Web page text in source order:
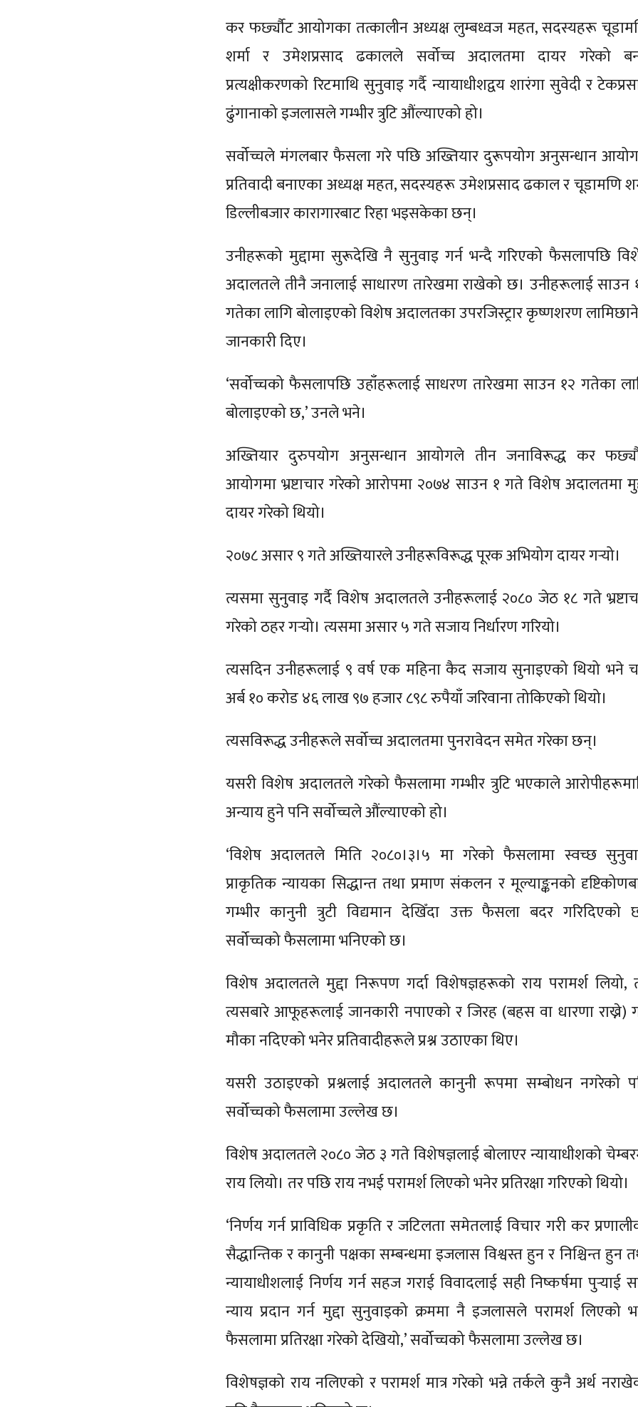
कर फर्छ्यौट आयोगका तत्कालीन अध्यक्ष लुम्बध्वज महत, सदस्यहरू
शर्मा र उमेशप्रसाद ढकालले सर्वोच्च अदालतमा दायर गरेको
प्रत्यक्षीकरणको रिटमाथि सुनुवाइ गर्दै न्यायाधीशद्वय शारंगा सुवेदी र
ढुंगानाको इजलासले गम्भीर त्रुटि औंल्याएको हो।
सर्वोच्चले मंगलबार फैसला गरे पछि अख्तियार दुरूपयोग अनुसन्धान
प्रतिवादी बनाएका अध्यक्ष महत, सदस्यहरू उमेशप्रसाद ढकाल र चूडामणि
डिल्लीबजार कारागारबाट रिहा भइसकेका छन्।
उनीहरूको मुद्दामा सुरूदेखि नै सुनुवाइ गर्न भन्दै गरिएको फैसलापछि
अदालतले तीनै जनालाई साधारण तारेखमा राखेको छ। उनीहरूलाई साउन
गतेका लागि बोलाइएको विशेष अदालतका उपरजिस्ट्रार कृष्णशरण
जानकारी दिए।
‘सर्वोच्चको फैसलापछि उहाँहरूलाई साधरण तारेखमा साउन १२ गतेका
बोलाइएको छ,’ उनले भने।
अख्तियार दुरुपयोग अनुसन्धान आयोगले तीन जनाविरूद्ध कर
आयोगमा भ्रष्टाचार गरेको आरोपमा २०७४ साउन १ गते विशेष अदालतमा
दायर गरेको थियो।
२०७८ असार ९ गते अख्तियारले उनीहरूविरूद्ध पूरक अभियोग दायर गर्‍यो।
त्यसमा सुनुवाइ गर्दै विशेष अदालतले उनीहरूलाई २०८० जेठ १८ गते
गरेको ठहर गर्‍यो। त्यसमा असार ५ गते सजाय निर्धारण गरियो।
त्यसदिन उनीहरूलाई ९ वर्ष एक महिना कैद सजाय सुनाइएको थियो भने
अर्ब १० करोड ४६ लाख ९७ हजार ८९८ रुपैयाँ जरिवाना तोकिएको थियो।
त्यसविरूद्ध उनीहरूले सर्वोच्च अदालतमा पुनरावेदन समेत गरेका छन्।
यसरी विशेष अदालतले गरेको फैसलामा गम्भीर त्रुटि भएकाले
अन्याय हुने पनि सर्वोच्चले औंल्याएको हो।
‘विशेष अदालतले मिति २०८०।३।५ मा गरेको फैसलामा स्वच्छ
प्राकृतिक न्यायका सिद्धान्त तथा प्रमाण संकलन र मूल्याङ्कनको
गम्भीर कानुनी त्रुटी विद्यमान देखिँदा उक्त फैसला बदर गरिदिएको
सर्वोच्चको फैसलामा भनिएको छ।
विशेष अदालतले मुद्दा निरूपण गर्दा विशेषज्ञहरूको राय परामर्श लियो,
त्यसबारे आफूहरूलाई जानकारी नपाएको र जिरह (बहस वा धारणा राख्ने)
मौका नदिएको भनेर प्रतिवादीहरूले प्रश्न उठाएका थिए।
यसरी उठाइएको प्रश्नलाई अदालतले कानुनी रूपमा सम्बोधन नगरेको
सर्वोच्चको फैसलामा उल्लेख छ।
विशेष अदालतले २०८० जेठ ३ गते विशेषज्ञलाई बोलाएर न्यायाधीशको
राय लियो। तर पछि राय नभई परामर्श लिएको भनेर प्रतिरक्षा गरिएको थियो।
‘निर्णय गर्न प्राविधिक प्रकृति र जटिलता समेतलाई विचार गरी कर
सैद्धान्तिक र कानुनी पक्षका सम्बन्धमा इजलास विश्वस्त हुन र निश्चिन्त हुन
न्यायाधीशलाई निर्णय गर्न सहज गराई विवादलाई सही निष्कर्षमा पुर्‍याई
न्याय प्रदान गर्न मुद्दा सुनुवाइको क्रममा नै इजलासले परामर्श लिएको
फैसलामा प्रतिरक्षा गरेको देखियो,’ सर्वोच्चको फैसलामा उल्लेख छ।
विशेषज्ञको राय नलिएको र परामर्श मात्र गरेको भन्ने तर्कले कुनै अर्थ